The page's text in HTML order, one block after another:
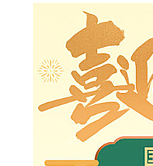
日）、10月12日（星期六